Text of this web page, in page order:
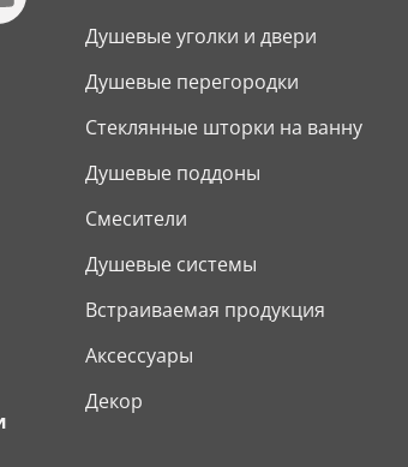
Душевые уголки и двери
Душевые перегородки
Стеклянные шторки на ванну
Душевые поддоны
Смесители
Душевые системы
Встраиваемая продукция
Аксессуары
Декор